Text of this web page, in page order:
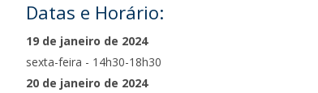
Datas e Horário:
19 de janeiro de 2024
sexta-feira - 14h30-18h30
20 de janeiro de 2024